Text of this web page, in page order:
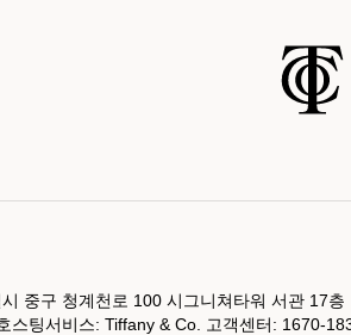
중구 청계천로 100 시그니쳐타워 서관 17층
스팅서비스: Tiffany & Co. 고객센터: 1670-